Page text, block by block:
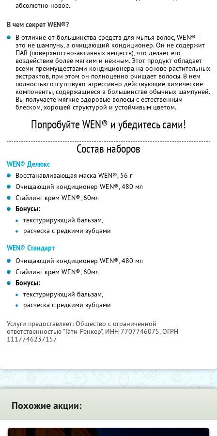
абсолютно новое.
В чем секрет WEN®?
В отличие от большинства средств для мытья волос, WEN® –
это не шампунь, а очищающий кондиционер. Он не содержит
ПАВ (поверхностно-активных веществ), что делает его
воздействие более мягким и нежным. Этот продукт обладает
всеми преимуществами кондиционера на основе растительных
экстрактов, при этом он полноценно очищает волосы. В нем
полностью отсутствуют агрессивно действующие химические
компоненты, содержащиеся в большинстве обычных шампуней.
Вы получаете мягкие здоровые волосы с естественным
блеском, хорошей структурой и устойчивым цветом.
Попробуйте WEN® и убедитесь сами!
Состав наборов
WEN® Делюкс
Восстанавливающая маска WEN®, 56 г
Очищающий кондиционер WEN®, 480 мл
Стайлинг крем WEN®, 60мл
Бонусы:
текстурирующий бальзам,
расческа с редкими зубцами
WEN® Стандарт
Очищающий кондиционер WEN®, 480 мл
Стайлинг крем WEN®, 60мл
Бонусы:
текстурирующий бальзам,
расческа с редкими зубцами
Услуги предоставляет: Общество с ограниченной
ответственностью "Гати-Ренкер", ИНН 7707746075, ОГРН
1117746237157
Похожие акции: